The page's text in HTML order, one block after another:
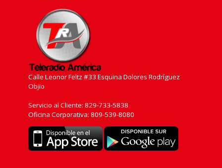
Calle Leonor Feltz #33 Esquina Dolores Rodríguez
Objio
Servicio al Cliente: 829-733-5838
Oficina Corporativa: 809-539-8080